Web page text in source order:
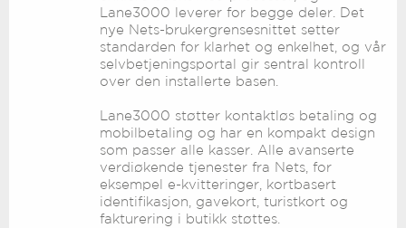
Lane3000 leverer for begge deler. Det
nye Nets-bruker­grensesnittet setter
standarden for klarhet og enkelhet, og vår
selvbetjeningsportal gir sentral kontroll
over den installerte basen.
Lane3000 støtter kontaktløs betaling og
mobilbetaling og har en kompakt design
som passer alle kasser. Alle avanserte
verdiøkende tjenester fra Nets, for
eksempel e-kvitteringer, kortbasert
identifikasjon, gavekort, turist­kort og
fakturering i butikk støttes.